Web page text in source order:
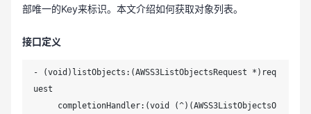
部唯一的Key来标识。本文介绍如何获取对象列表。
接口定义
- (void)listObjects:(AWSS3ListObjectsRequest *)req
uest